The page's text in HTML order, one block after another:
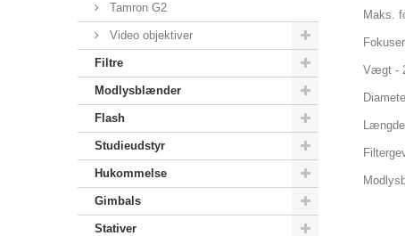
Tamron G2
Video objektiver
Filtre
Modlysblænder
Flash
Studieudstyr
Hukommelse
Gimbals
Stativer
Maks.
Vægt -